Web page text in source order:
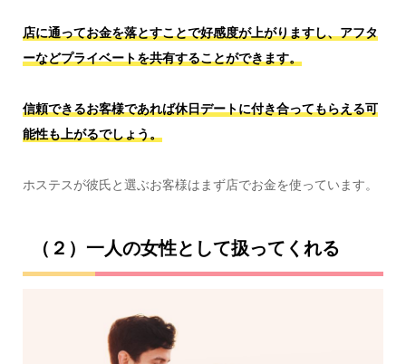
店に通ってお金を落とすことで好感度が上がりますし、アフタ
ーなどプライベートを共有することができます。
信頼できるお客様であれば休日デートに付き合ってもらえる可
能性も上がるでしょう。
ホステスが彼氏と選ぶお客様はまず店でお金を使っています。
（２）一人の女性として扱ってくれる